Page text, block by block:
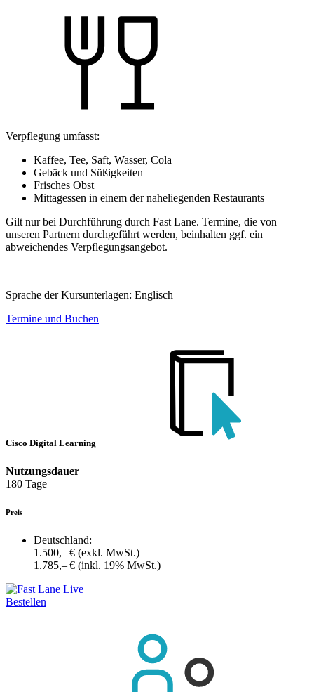
Verpflegung umfasst:
Kaffee, Tee, Saft, Wasser, Cola
Gebäck und Süßigkeiten
Frisches Obst
Mittagessen in einem der naheliegenden Restaurants
Gilt nur bei Durchführung durch Fast Lane. Termine, die von
unseren Partnern durchgeführt werden, beinhalten ggf. ein
abweichendes Verpflegungsangebot.
Sprache der Kursunterlagen: Englisch
Termine und Buchen
Cisco Digital Learning
Nutzungsdauer
180 Tage
Preis
Deutschland:
1.500,– € (exkl. MwSt.)
1.785,– € (inkl. 19% MwSt.)
Bestellen